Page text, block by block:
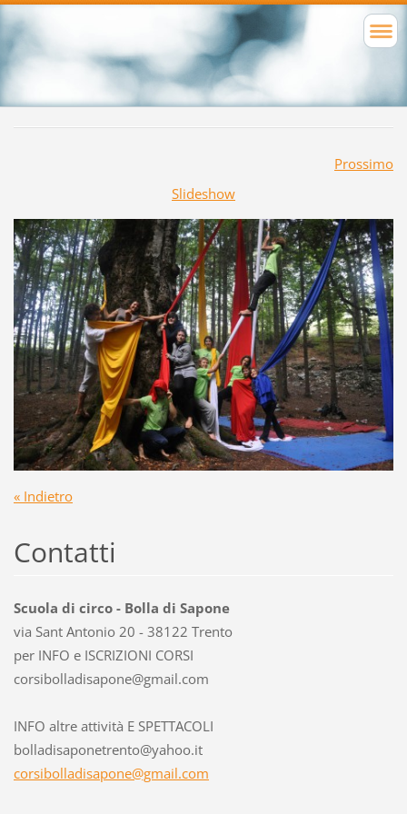
Prossimo
Slideshow
« Indietro
Contatti
Scuola di circo - Bolla di Sapone
via Sant Antonio 20 - 38122 Trento
per INFO e ISCRIZIONI CORSI
corsibolladisapone@gmail.com
INFO altre attività E SPETTACOLI
bolladisaponetrento@yahoo.it
corsibolladisapone@gmail.com